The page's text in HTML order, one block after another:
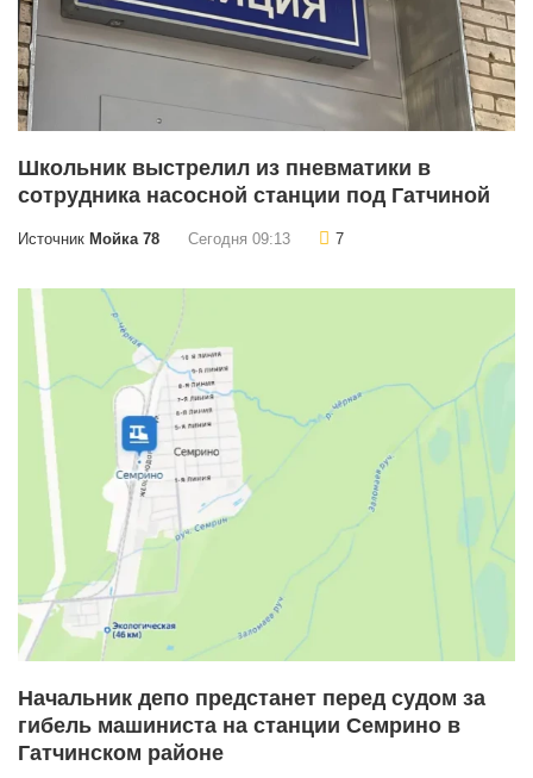
Школьник выстрелил из пневматики в
сотрудника насосной станции под Гатчиной
Источник Мойка 78 Сегодня 09:13 7
Начальник депо предстанет перед судом за
гибель машиниста на станции Семрино в
Гатчинском районе